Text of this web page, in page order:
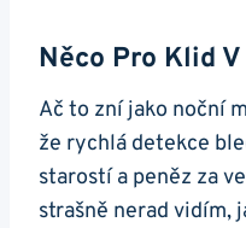
Něco Pro Klid
Ač to zní jako noční
že rychlá detekce
starostí a peněz za
strašně nerad vidím,